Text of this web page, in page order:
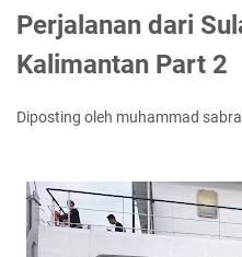
Perjalanan dari
Kalimantan Part 2
Diposting oleh muhammad